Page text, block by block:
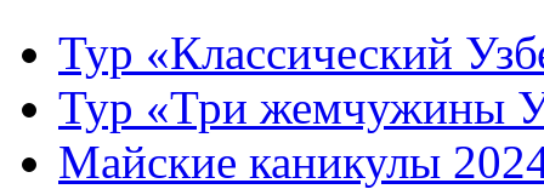
Тур «Классический
Тур «Три жемчужины
Майские каникулы